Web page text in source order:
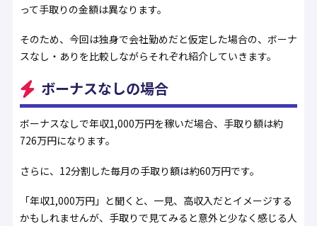
って手取りの金額は異なります。
そのため、今回は独身で会社勤めだと仮定した場合の、ボーナ
スなし・ありを比較しながらそれぞれ紹介していきます。
ボーナスなしの場合
ボーナスなしで年収1,000万円を稼いだ場合、手取り額は約
726万円になります。
さらに、12分割した毎月の手取り額は約60万円です。
「年収1,000万円」と聞くと、一見、高収入だとイメージする
かもしれませんが、手取りで見てみると意外と少なく感じる人